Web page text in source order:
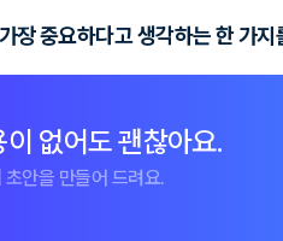
장 중요하다고 생각하는 한 가
없어도 괜찮아요.
안을 만들어 드려요.